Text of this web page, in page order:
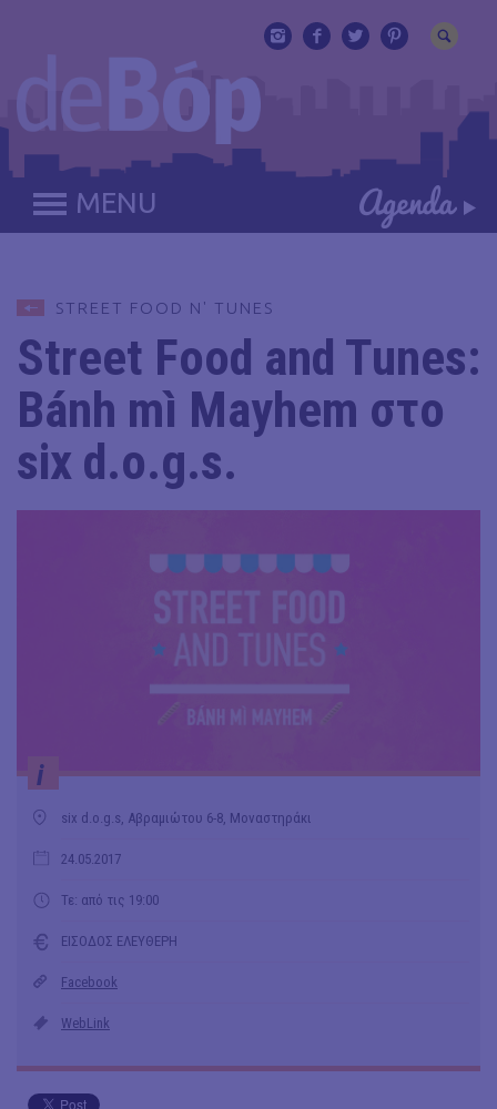
MENU
STREET FOOD N' TUNES
Street Food and Tunes:
Bánh mì Mayhem στο
six d.o.g.s.
i
six d.o.g.s, Αβραμιώτου 6-8, Μοναστηράκι
24.05.2017
Τε: από τις 19:00
ΕΙΣΟΔΟΣ ΕΛΕΥΘΕΡΗ
Facebook
WebLink